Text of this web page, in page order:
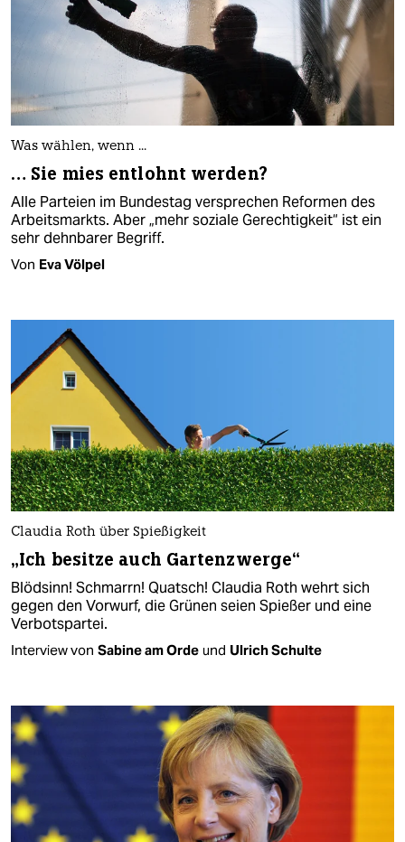
Was wählen, wenn ...
… Sie mies entlohnt werden?
Alle Parteien im Bundestag versprechen Reformen des
Arbeitsmarkts. Aber „mehr soziale Gerechtigkeit“ ist ein
sehr dehnbarer Begriff.
Von Eva Völpel
Claudia Roth über Spießigkeit
„Ich besitze auch Gartenzwerge“
Blödsinn! Schmarrn! Quatsch! Claudia Roth wehrt sich
gegen den Vorwurf, die Grünen seien Spießer und eine
Verbotspartei.
Interview von Sabine am Orde und Ulrich Schulte